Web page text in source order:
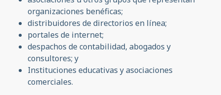
organizaciones benéficas;
distribuidores de directorios en línea;
portales de internet;
despachos de contabilidad, abogados y
consultores; y
Instituciones educativas y asociaciones
comerciales.